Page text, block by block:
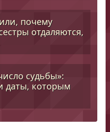
почему
отдаляются,
судьбы»:
даты, которым